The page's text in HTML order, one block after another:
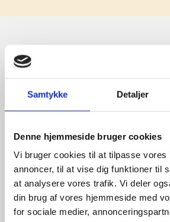
Samtykke Detaljer
Denne hjemmeside bruger cookies
Vi bruger cookies til at tilpasse vores
annoncer, til at vise dig funktioner til
at analysere vores trafik. Vi deler
din brug af vores hjemmeside med
for sociale medier,
giver
udvalg
For at sikre høj
leveringssikkerhed
med de største og
anerkendte leverandører